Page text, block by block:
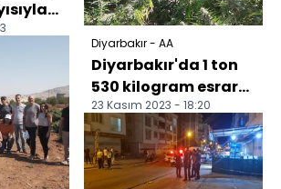
Diyarbakır - AA
Diyarbakır'da 1 ton
530 kilogram esrar
ve 2 milyon 850 kök
skunk bitkisi el...
23 Kasım 2023 - 18:20